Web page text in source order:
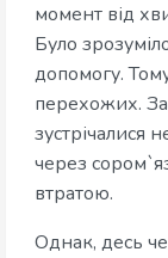
момент від
Було
допомогу.
перехожих.
зустрічалися
через
втратою.
Однак, десь